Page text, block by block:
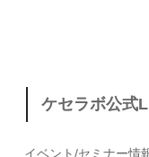
ケセラボ公式
イベント/セミナー情